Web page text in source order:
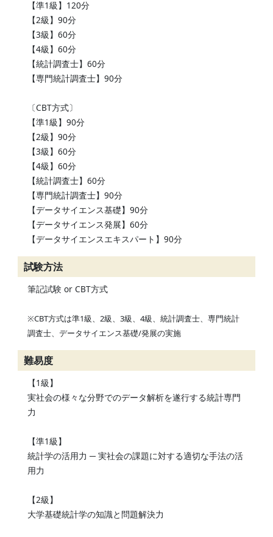
【準1級】120分
【2級】90分
【3級】60分
【4級】60分
【統計調査士】60分
【専門統計調査士】90分
〔CBT方式〕
【準1級】90分
【2級】90分
【3級】60分
【4級】60分
【統計調査士】60分
【専門統計調査士】90分
【データサイエンス基礎】90分
【データサイエンス発展】60分
【データサイエンスエキスパート】90分
試験方法
筆記試験 or CBT方式
※CBT方式は準1級、2級、3級、4級、統計調査士、専門統計
調査士、データサイエンス基礎/発展の実施
難易度
【1級】
実社会の様々な分野でのデータ解析を遂行する統計専門
力
【準1級】
統計学の活用力 ─ 実社会の課題に対する適切な手法の活
用力
【2級】
大学基礎統計学の知識と問題解決力